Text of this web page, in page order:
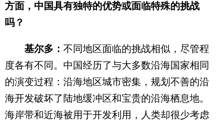
方面，中国具有独特的优势或面临特殊的挑战
吗？
基尔多： 不同地区面临的挑战相似，尽管程
度各有不同。中国经历了与大多数沿海国家相同
的演变过程：沿海地区城市密集，规划不善的沿
海开发破坏了陆地缓冲区和宝贵的沿海栖息地。
海岸带和近海被用于开发利用，人类却很少考虑